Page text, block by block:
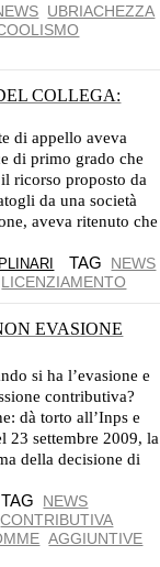
UBRIACHEZZA
COLLEGA:
di appello aveva
di primo grado che
ricorso proposto da
da una società
aveva ritenuto che
TAG NEWS
LICENZIAMENTO
EVASIONE
si ha l’evasione e
contributiva?
dà torto all’Inps e
23 settembre 2009, la
della decisione di
TAG NEWS
CONTRIBUTIVA
AGGIUNTIVE